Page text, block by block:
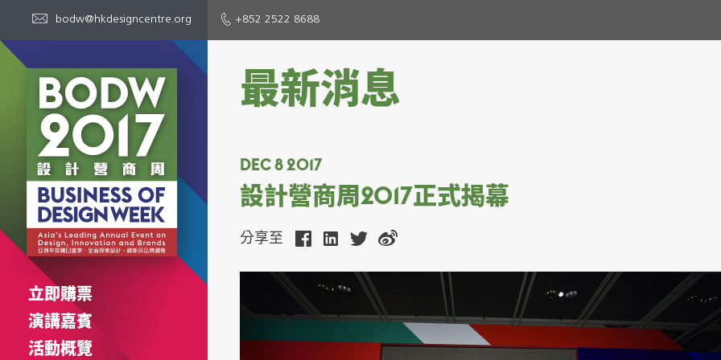
立即購票
演講嘉賓
活動概覽
bodw@hkdesigncentre.org +852 2522 8688
最新消息
DEC 8 2017
設計營商周2017正式揭幕
分享至